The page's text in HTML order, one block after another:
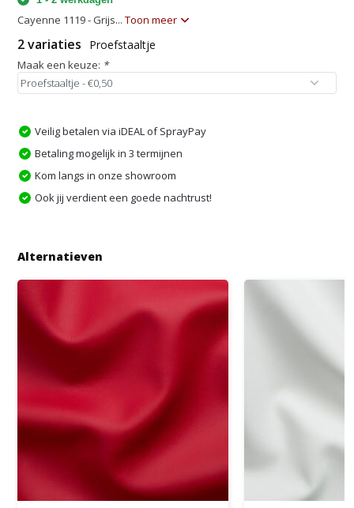
Cayenne 1119 - Grijs...Toon meer
2 variaties Proefstaaltje
Maak een keuze: *
Veilig betalen via iDEAL of SprayPay
Betaling mogelijk in 3 termijnen
Kom langs in onze showroom
Ook jij verdient een goede nachtrust!
Alternatieven